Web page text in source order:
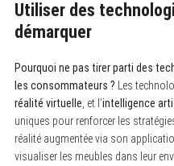
Utiliser des
démarquer
Pourquoi ne pas tirer parti des
les consommateurs ? Les
réalité virtuelle , et l’intelligence
uniques pour renforcer les
réalité augmentée via son
visualiser les meubles dans leur